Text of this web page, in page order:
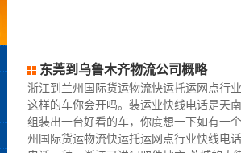
东莞到乌鲁木齐物流公司概略
浙江到兰州国际货运物流快运托运网点行
这样的车你会开吗。装运业快线电话是天
组装出一台好看的车，你度想一下如有一
州国际货运物流快运托运网点行业快线电